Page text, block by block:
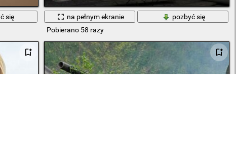
się
na pełnym ekranie
pozbyć się
Pobierano 58 razy